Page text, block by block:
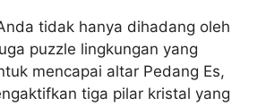
tidak hanya dihadang oleh
puzzle lingkungan yang
mencapai altar Pedang Es,
tiga pilar kristal yang